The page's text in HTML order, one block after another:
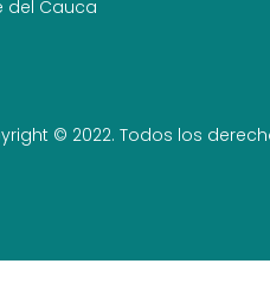
del Cauca
© 2022. Todos los